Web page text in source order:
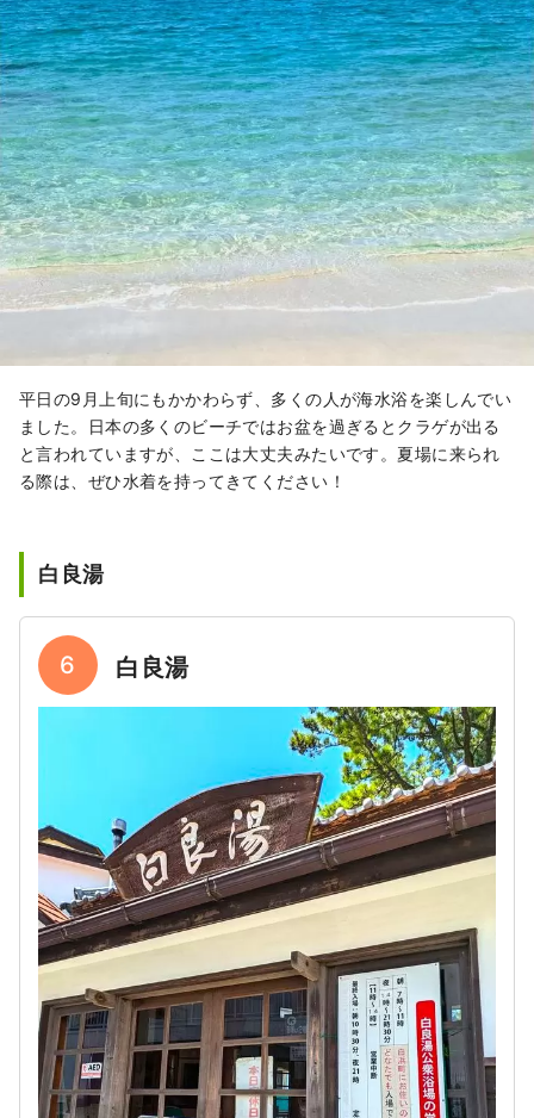
平日の9月上旬にもかかわらず、多くの人が海水浴を楽しんでい
ました。日本の多くのビーチではお盆を過ぎるとクラゲが出る
と言われていますが、ここは大丈夫みたいです。夏場に来られ
る際は、ぜひ水着を持ってきてください！
白良湯
6 白良湯